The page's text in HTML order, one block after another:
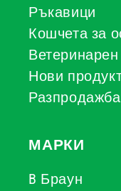
Ръкавици
Кошчета за
Ветеринарен
Нови
Разпродажба
МАРКИ
B Браун